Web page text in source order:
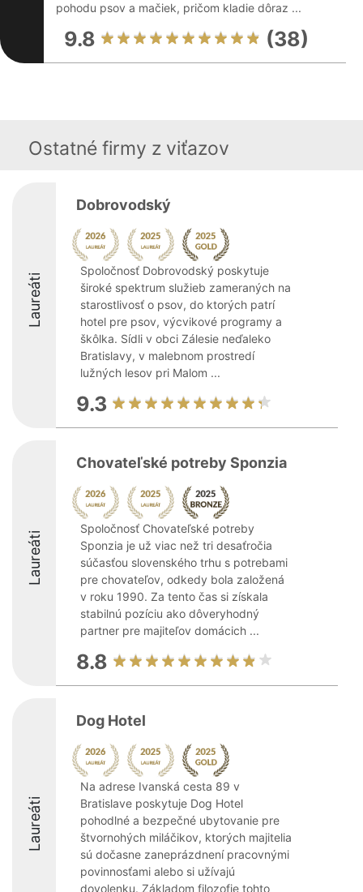
pohodu psov a mačiek, pričom kladie dôraz ...
9.8 (38)
Ostatné firmy z viťazov
Laureáti
Dobrovodský
Spoločnosť Dobrovodský poskytuje
široké spektrum služieb zameraných na
starostlivosť o psov, do ktorých patrí
hotel pre psov, výcvikové programy a
škôlka. Sídli v obci Zálesie neďaleko
Bratislavy, v malebnom prostredí
lužných lesov pri Malom ...
9.3
Laureáti
Chovateľské potreby Sponzia
Spoločnosť Chovateľské potreby
Sponzia je už viac než tri desaťročia
súčasťou slovenského trhu s potrebami
pre chovateľov, odkedy bola založená
v roku 1990. Za tento čas si získala
stabilnú pozíciu ako dôveryhodný
partner pre majiteľov domácich ...
8.8
Laureáti
Dog Hotel
Na adrese Ivanská cesta 89 v
Bratislave poskytuje Dog Hotel
pohodlné a bezpečné ubytovanie pre
štvornohých miláčikov, ktorých majitelia
sú dočasne zaneprázdnení pracovnými
povinnosťami alebo si užívajú
dovolenku. Základom filozofie tohto